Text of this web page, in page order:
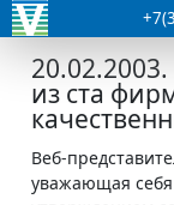
из ста
Веб-
уважающая